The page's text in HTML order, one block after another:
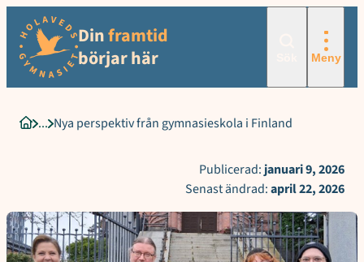
Sökord för intern sökning: Nya perspektiv från gymnasieskola i
innehåll
Dinframtid
börjar här
Meny
StartsidaNya perspektiv från gymnasieskola i Finland
Publicerad: januari 9, 2026
Senast ändrad:april 22, 2026